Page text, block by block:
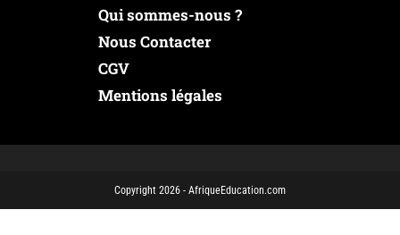
Qui sommes-nous ?
Nous Contacter
CGV
Mentions légales
Copyright 2026 - AfriqueEducation.com